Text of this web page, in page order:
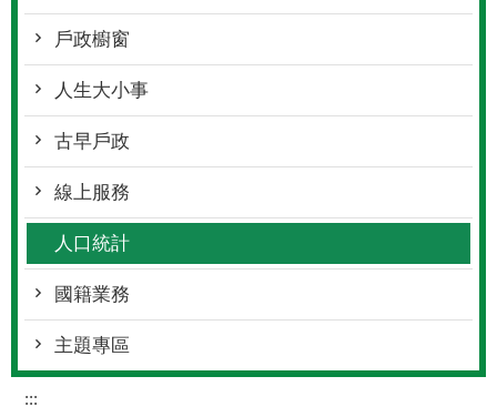
戶政櫥窗
人生大小事
古早戶政
線上服務
人口統計
國籍業務
主題專區
:::